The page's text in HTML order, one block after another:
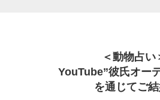
＜動物占い
YouTube”彼氏オー
を通じてご